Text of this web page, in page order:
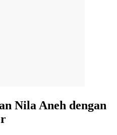
Nila Aneh dengan